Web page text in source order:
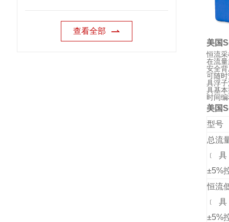
查看全部
美国
恒流
在流
安全
可随
具浮
具基
时间
美国
型号
总流
﹝
±5%
恒流
﹝
±5%